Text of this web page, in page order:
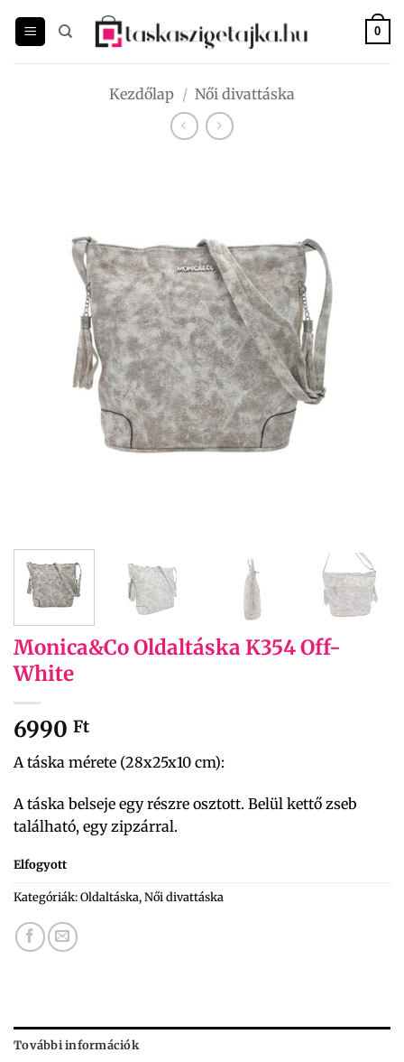
0
Kezdőlap / Női divattáska
Monica&Co Oldaltáska K354 Off-
White
6990 Ft
A táska mérete (28x25x10 cm):
A táska belseje egy részre osztott. Belül kettő zseb
található, egy zipzárral.
Elfogyott
Kategóriák:Oldaltáska,Női divattáska
További információk